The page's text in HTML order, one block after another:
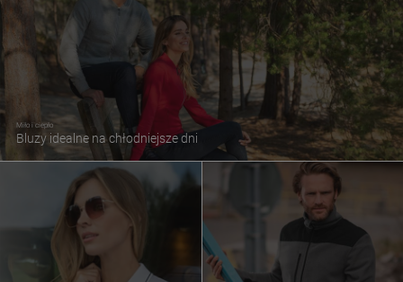
Miło i ciepło
Bluzy idealne na chłodniejsze dni